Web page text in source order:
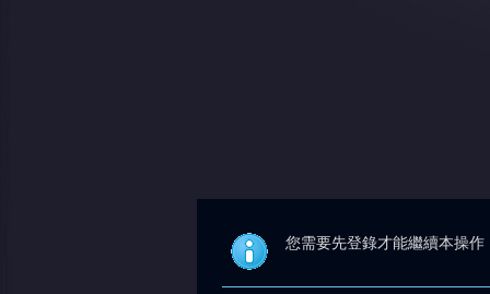
您需要先登錄才能繼續本操作